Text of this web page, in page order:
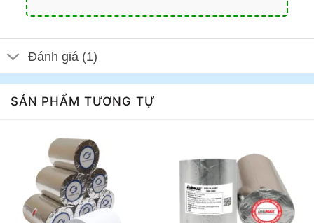
Đánh giá (1)
SẢN PHẨM TƯƠNG TỰ